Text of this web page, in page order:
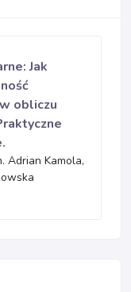
Jak
obliczu
Adrian Kamola,